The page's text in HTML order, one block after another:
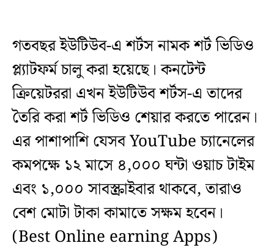
গতবছর ইউটিউব-এ শর্টস নামক শর্ট ভিডিও
প্ল্যাটফর্ম চালু করা হয়েছে। কনটেন্ট
ক্রিয়েটররা এখন ইউটিউব শর্টস-এ তাদের
তৈরি করা শর্ট ভিডিও শেয়ার করতে পারেন।
এর পাশাপাশি যেসব YouTube চ্যানেলের
কমপক্ষে ১২ মাসে ৪,০০০ ঘন্টা ওয়াচ টাইম
এবং ১,০০০ সাবস্ক্রাইবার থাকবে, তারাও
বেশ মোটা টাকা কামাতে সক্ষম হবেন।
(Best Online earning Apps)